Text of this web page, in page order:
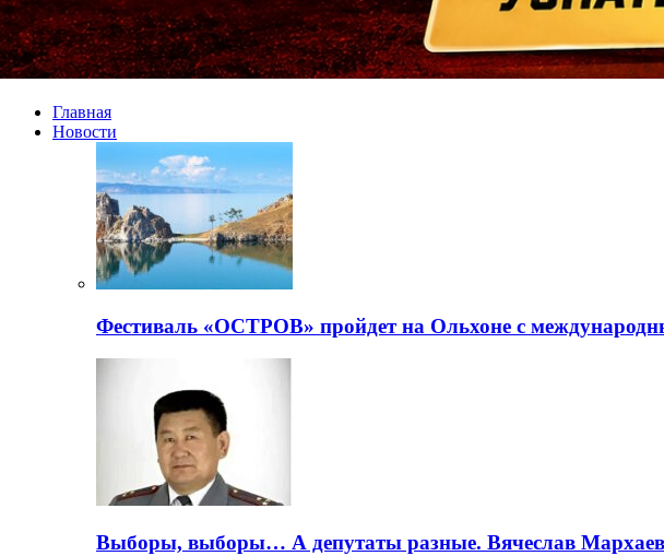
Главная
Новости
Фестиваль «ОСТРОВ» пройдет на Ольхоне с
Выборы, выборы… А депутаты разные. Вячеслав Мархаев